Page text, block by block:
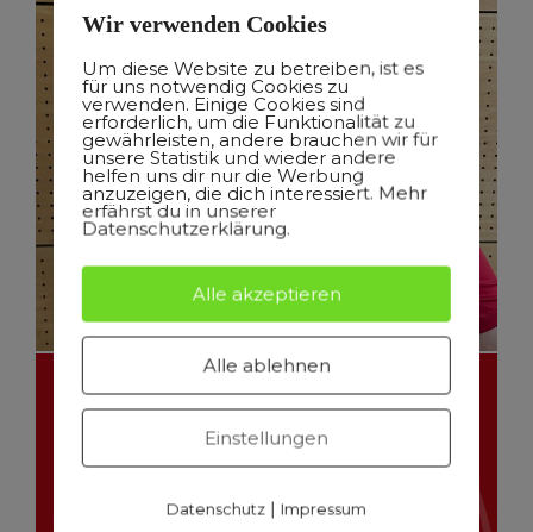
Wir verwenden Cookies
Um diese Website zu betreiben, ist es
für uns notwendig Cookies zu
verwenden. Einige Cookies sind
erforderlich, um die Funktionalität zu
gewährleisten, andere brauchen wir für
unsere Statistik und wieder andere
helfen uns dir nur die Werbung
anzuzeigen, die dich interessiert. Mehr
erfährst du in unserer
Datenschutzerklärung.
Alle akzeptieren
Alle ablehnen
Einstellungen
Datenschutz| Impressum